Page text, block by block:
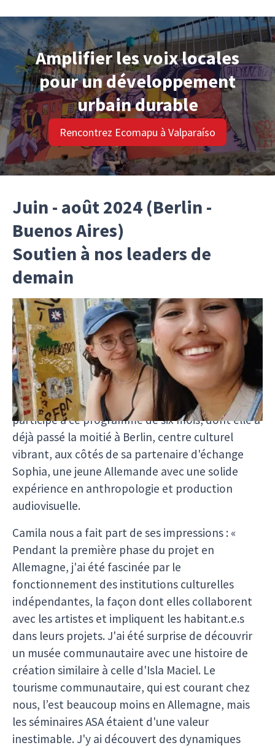
Amplifier les voix locales
pour un développement
urbain durable
Rencontrez Ecomapu à Valparaíso
Juin - août 2024 (Berlin -
Buenos Aires)
Soutien à nos leaders de
demain
Camila (à droite), un jeune membre du musée
communautaire Isla Maciel à Buenos Aires, en
Argentine, s'est lancée dans une aventure avec V
Social pour contribuer au développement de son
quartier à Buenos Aires. Soutenue par le
programme d'échange allemand ASA, elle
participe à ce programme de six mois, dont elle a
déjà passé la moitié à Berlin, centre culturel
vibrant, aux côtés de sa partenaire d'échange
Sophia, une jeune Allemande avec une solide
expérience en anthropologie et production
audiovisuelle.
Camila nous a fait part de ses impressions : «
Pendant la première phase du projet en
Allemagne, j'ai été fascinée par le
fonctionnement des institutions culturelles
indépendantes, la façon dont elles collaborent
avec les artistes et impliquent les habitant.e.s
dans leurs projets. J'ai été surprise de découvrir
un musée communautaire avec une histoire de
création similaire à celle d'Isla Maciel. Le
tourisme communautaire, qui est courant chez
nous, l’est beaucoup moins en Allemagne, mais
les séminaires ASA étaient d'une valeur
inestimable. J'y ai découvert des dynamiques